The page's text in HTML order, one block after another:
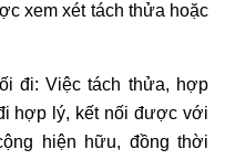
xem xét tách thửa hoặc
đi: Việc tách thửa, hợp
hợp lý, kết nối được với
hiện hữu, đồng thời